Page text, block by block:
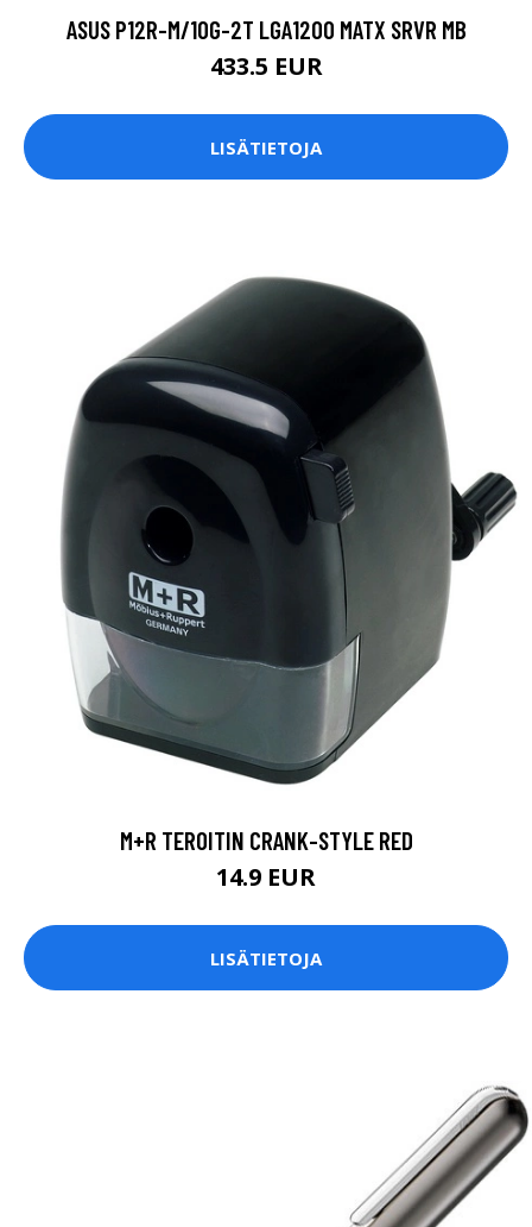
ASUS P12R-M/10G-2T LGA1200 MATX SRVR MB
433.5 EUR
LISÄTIETOJA
M+R TEROITIN CRANK-STYLE RED
14.9 EUR
LISÄTIETOJA